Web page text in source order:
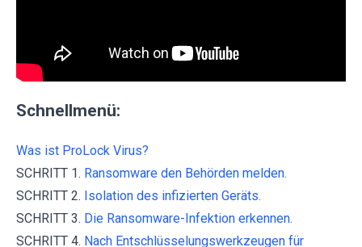
Schnellmenü:
Was ist ProLock Virus?
SCHRITT 1. Ransomware den Behörden melden.
SCHRITT 2. Isolation des infizierten Geräts.
SCHRITT 3. Die Ransomware-Infektion erkennen.
SCHRITT 4. Nach Entschlüsselungswerkzeugen für